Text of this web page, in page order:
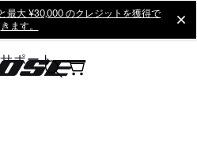
最大 ¥30,000 のクレジットを獲得で
きます。
ポート